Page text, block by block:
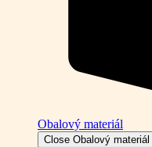
Obalový materiál
Close Obalový materiál